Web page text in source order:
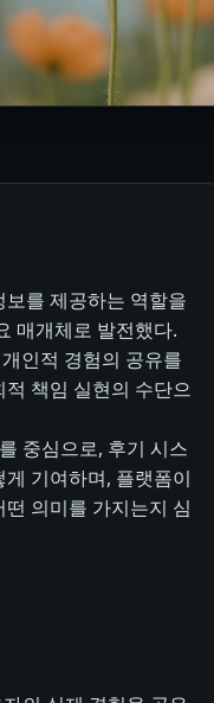
를 제공하는 역할을
매개체로 발전했다.
인적 경험의 공유를
책임 실현의 수단으
를 중심으로, 후기 시스
기여하며, 플랫폼이
의미를 가지는지 심